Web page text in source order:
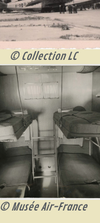
© Collection LC
© Musée Air-France